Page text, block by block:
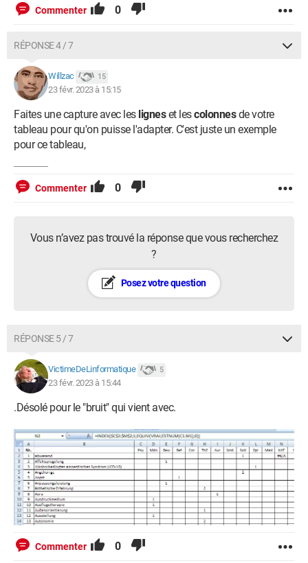
Commenter 0
RÉPONSE 4 / 7
Willzac 15
23 févr. 2023 à 15:15
Faites une capture avec les ligneset lescolonnesde votre
tableau pour qu'on puisse l'adapter. C'est juste un exemple
pour ce tableau,
Commenter 0
Vous n’avez pas trouvé la réponse que vous recherchez
?
Posez votre question
RÉPONSE 5 / 7
VictimeDeLinformatique 5
23 févr. 2023 à 15:44
.Désolé pour le "bruit" qui vient avec.
Commenter 0